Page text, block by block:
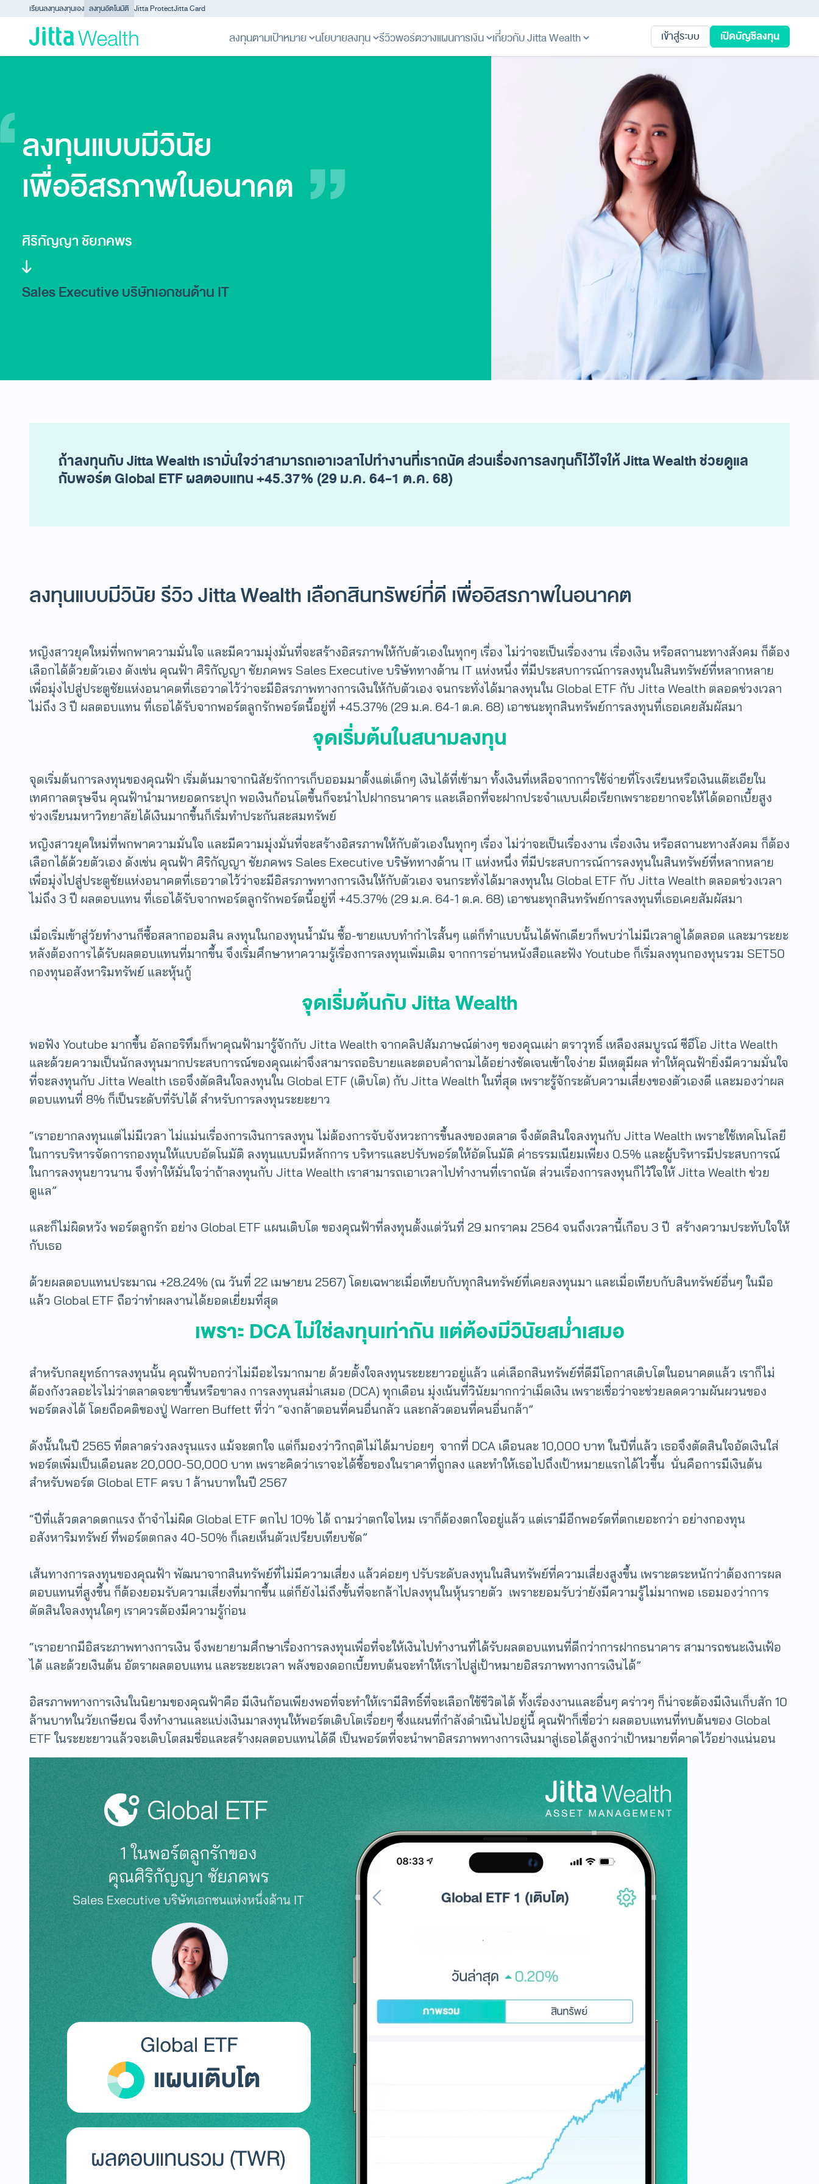
Skip to content - ข้ามไปที่เนื้อหา
เรียนลงทุนลงทุนเอง ลงทุนอัตโนมัติ Jitta ProtectJitta Card
ลงทุนตามเป้าหมาย นโยบายลงทุน รีวิวพอร์ตวางแผนการเงิน เกี่ยวกับ Jitta Wealth เข้าสู่ระบบ เปิดบัญชีลงทุน
ลงทุนแบบมีวินัย
เพื่ออิสรภาพในอนาคต
ศิริกัญญา ชัยภคพร
Sales Executive บริษัทเอกชนด้าน IT
ถ้าลงทุนกับ Jitta Wealth เรามั่นใจว่าสามารถเอาเวลาไปทำงานที่เราถนัด ส่วนเรื่องการลงทุนก็ไว้ใจให้ Jitta Wealth ช่วยดูแล
กับพอร์ต Global ETF ผลตอบแทน +45.37% (29 ม.ค. 64-1 ต.ค. 68)
ลงทุนแบบมีวินัย รีวิว Jitta Wealth เลือกสินทรัพย์ที่ดี เพื่ออิสรภาพในอนาคต
หญิงสาวยุคใหม่ที่พกพาความมั่นใจ และมีความมุ่งมั่นที่จะสร้างอิสรภาพให้กับตัวเองในทุกๆ เรื่อง ไม่ว่าจะเป็นเรื่องงาน เรื่องเงิน หรือสถานะทางสังคม ก็ต้อง
เลือกได้ด้วยตัวเอง ดังเช่น คุณฟ้า ศิริกัญญา ชัยภคพร Sales Executive บริษัททางด้าน IT แห่งหนึ่ง ที่มีประสบการณ์การลงทุนในสินทรัพย์ที่หลากหลาย
เพื่อมุ่งไปสู่ประตูชัยแห่งอนาคตที่เธอวาดไว้ว่าจะมีอิสรภาพทางการเงินให้กับตัวเอง จนกระทั่งได้มาลงทุนใน Global ETF กับ Jitta Wealth ตลอดช่วงเวลา
ไม่ถึง 3 ปี ผลตอบแทน ที่เธอได้รับจากพอร์ตลูกรักพอร์ตนี้อยู่ที่ +45.37% (29 ม.ค. 64-1 ต.ค. 68) เอาชนะทุกสินทรัพย์การลงทุนที่เธอเคยสัมผัสมา
จุดเริ่มต้นในสนามลงทุน
จุดเริ่มต้นการลงทุนของคุณฟ้า เริ่มต้นมาจากนิสัยรักการเก็บออมมาตั้งแต่เด็กๆ เงินได้ที่เข้ามา ทั้งเงินที่เหลือจากการใช้จ่ายที่โรงเรียนหรือเงินแต๊ะเอียใน
เทศกาลตรุษจีน คุณฟ้านำมาหยอดกระปุก พอเงินก้อนโตขึ้นก็จะนำไปฝากธนาคาร และเลือกที่จะฝากประจำแบบเผื่อเรียกเพราะอยากจะให้ได้ดอกเบี้ยสูง
ช่วงเรียนมหาวิทยาลัยได้เงินมากขึ้นก็เริ่มทำประกันสะสมทรัพย์
หญิงสาวยุคใหม่ที่พกพาความมั่นใจ และมีความมุ่งมั่นที่จะสร้างอิสรภาพให้กับตัวเองในทุกๆ เรื่อง ไม่ว่าจะเป็นเรื่องงาน เรื่องเงิน หรือสถานะทางสังคม ก็ต้อง
เลือกได้ด้วยตัวเอง ดังเช่น คุณฟ้า ศิริกัญญา ชัยภคพร Sales Executive บริษัททางด้าน IT แห่งหนึ่ง ที่มีประสบการณ์การลงทุนในสินทรัพย์ที่หลากหลาย
เพื่อมุ่งไปสู่ประตูชัยแห่งอนาคตที่เธอวาดไว้ว่าจะมีอิสรภาพทางการเงินให้กับตัวเอง จนกระทั่งได้มาลงทุนใน Global ETF กับ Jitta Wealth ตลอดช่วงเวลา
ไม่ถึง 3 ปี ผลตอบแทน ที่เธอได้รับจากพอร์ตลูกรักพอร์ตนี้อยู่ที่ +45.37% (29 ม.ค. 64-1 ต.ค. 68) เอาชนะทุกสินทรัพย์การลงทุนที่เธอเคยสัมผัสมา
เมื่อเริ่มเข้าสู่วัยทำงานก็ซื้อสลากออมสิน ลงทุนในกองทุนน้ำมัน ซื้อ-ขายแบบทำกำไรสั้นๆ แต่ก็ทำแบบนั้นได้พักเดียวก็พบว่าไม่มีเวลาดูได้ตลอด และมาระยะ
หลังต้องการได้รับผลตอบแทนที่มากขึ้น จึงเริ่มศึกษาหาความรู้เรื่องการลงทุนเพิ่มเติม จากการอ่านหนังสือและฟัง Youtube ก็เริ่มลงทุนกองทุนรวม SET50
กองทุนอสังหาริมทรัพย์ และหุ้นกู้
จุดเริ่มต้นกับ Jitta Wealth
พอฟัง Youtube มากขึ้น อัลกอริทึมก็พาคุณฟ้ามารู้จักกับ Jitta Wealth จากคลิปสัมภาษณ์ต่างๆ ของคุณเผ่า ตราวุทธิ์ เหลืองสมบูรณ์ ซีอีโอ​ Jitta Wealth
และด้วยความเป็นนักลงทุนมากประสบการณ์ของคุณเผ่าจึงสามารถอธิบายและตอบคำถามได้อย่างชัดเจนเข้าใจง่าย มีเหตุมีผล ทำให้คุณฟ้ายิ่งมีความมั่นใจ
ที่จะลงทุนกับ Jitta Wealth เธอจึงตัดสินใจลงทุนใน Global ETF (เติบโต) กับ Jitta Wealth ในที่สุด เพราะรู้จักระดับความเสี่ยงของตัวเองดี และมองว่าผล
ตอบแทนที่ 8% ก็เป็นระดับที่รับได้ สำหรับการลงทุนระยะยาว
“เราอยากลงทุนแต่ไม่มีเวลา ไม่แม่นเรื่องการเงินการลงทุน ไม่ต้องการจับจังหวะการขึ้นลงของตลาด จึงตัดสินใจลงทุนกับ Jitta Wealth เพราะใช้เทคโนโลยี
ในการบริหารจัดการกองทุนให้แบบอัตโนมัติ ลงทุนแบบมีหลักการ บริหารและปรับพอร์ตให้อัตโนมัติ ค่าธรรมเนียมเพียง 0.5% และผู้บริหารมีประสบการณ์
ในการลงทุนยาวนาน จึงทำให้มั่นใจว่าถ้าลงทุนกับ Jitta Wealth เราสามารถเอาเวลาไปทำงานที่เราถนัด ส่วนเรื่องการลงทุนก็ไว้ใจให้ Jitta Wealth ช่วย
ดูแล”
และก็ไม่ผิดหวัง พอร์ตลูกรัก อย่าง Global ETF แผนเติบโต ของคุณฟ้าที่ลงทุนตั้งแต่วันที่ 29 มกราคม 2564 จนถึงเวลานี้เกือบ 3 ปี สร้างความประทับใจให้
กับเธอ
ด้วยผลตอบแทนประมาณ +28.24% (ณ วันที่ 22 เมษายน 2567) โดยเฉพาะเมื่อเทียบกับทุกสินทรัพย์ที่เคยลงทุนมา และเมื่อเทียบกับสินทรัพย์อื่นๆ ในมือ
แล้ว Global ETF ถือว่าทำผลงานได้ยอดเยี่ยมที่สุด
เพราะ DCA ไม่ใช่ลงทุนเท่ากัน แต่ต้องมีวินัยสม่ำเสมอ
สำหรับกลยุทธ์การลงทุนนั้น คุณฟ้าบอกว่าไม่มีอะไรมากมาย​ ด้วยตั้งใจลงทุนระยะยาวอยู่แล้ว แค่เลือกสินทรัพย์ที่ดีมีโอกาสเติบโตในอนาคตแล้ว เราก็ไม่
ต้องกังวลอะไรไม่ว่าตลาดจะขาขึ้นหรือขาลง การลงทุนสม่ำเสมอ (DCA) ทุกเดือน มุ่งเน้นที่วินัยมากกว่าเม็ดเงิน เพราะเชื่อว่าจะช่วยลดความผันผวนของ
พอร์ตลงได้ โดยถือคติของปู่ Warren Buffett ที่ว่า “จงกล้าตอนที่คนอื่นกลัว และกลัวตอนที่คนอื่นกล้า”
ดังนั้นในปี 2565 ที่ตลาดร่วงลงรุนแรง แม้จะตกใจ แต่ก็มองว่าวิกฤติไม่ได้มาบ่อยๆ จากที่ DCA เดือนละ 10,000 บาท ในปีที่แล้ว เธอจึงตัดสินใจอัดเงินใส่
พอร์ตเพิ่มเป็นเดือนละ 20,000-50,000 บาท เพราะคิดว่าเราจะได้ซื้อของในราคาที่ถูกลง และทำให้เธอไปถึงเป้าหมายแรกได้ไวขึ้น นั่นคือการมีเงินต้น
สำหรับพอร์ต Global ETF ครบ 1 ล้านบาทในปี 2567
“ปีที่แล้วตลาดตกแรง ถ้าจำไม่ผิด Global ETF ตกไป 10% ได้ ถามว่าตกใจไหม เราก็ต้องตกใจอยู่แล้ว แต่เรามีอีกพอร์ตที่ตกเยอะกว่า อย่างกองทุน
อสังหาริมทรัพย์ ที่พอร์ตตกลง 40-50% ก็เลยเห็นตัวเปรียบเทียบชัด”
เส้นทางการลงทุนของคุณฟ้า พัฒนาจากสินทรัพย์ที่ไม่มีความเสี่ยง แล้วค่อยๆ ปรับระดับลงทุนในสินทรัพย์ที่ความเสี่ยงสูงขึ้น เพราะตระหนักว่าต้องการผล
ตอบแทนที่สูงขึ้น ก็ต้องยอมรับความเสี่ยงที่มากขึ้น แต่ก็ยังไม่ถึงขั้นที่จะกล้าไปลงทุนในหุ้นรายตัว เพราะยอมรับว่ายังมีความรู้ไม่มากพอ เธอมองว่าการ
ตัดสินใจลงทุนใดๆ เราควรต้องมีความรู้ก่อน
“เราอยากมีอิสระภาพทางการเงิน จึงพยายามศึกษาเรื่องการลงทุนเพื่อที่จะให้เงินไปทำงานที่ได้รับผลตอบแทนที่ดีกว่าการฝากธนาคาร สามารถชนะเงินเฟ้อ
ได้ และด้วยเงินต้น อัตราผลตอบแทน และระยะเวลา พลังของดอกเบี้ยทบต้นจะทำให้เราไปสู่เป้าหมายอิสรภาพทางการเงินได้”
อิสรภาพทางการเงินในนิยามของคุณฟ้าคือ มีเงินก้อนเพียงพอที่จะทำให้เรามีสิทธิ์ที่จะเลือกใช้ชีวิตได้ ทั้งเรื่องงานและอื่นๆ คร่าวๆ ก็น่าจะต้องมีเงินเก็บสัก 10
ล้านบาทในวัยเกษียณ จึงทำงานและแบ่งเงินมาลงทุนให้พอร์ตเติบโตเรื่อยๆ ซึ่งแผนที่กำลังดำเนินไปอยู่นี้ คุณฟ้าก็เชื่อว่า ผลตอบแทนที่ทบต้นของ Global
ETF ในระยะยาวแล้วจะเติบโตสมชื่อและสร้างผลตอบแทนได้ดี เป็นพอร์ตที่จะนำพาอิสรภาพทางการเงินมาสู่เธอได้สูงกว่าเป้าหมายที่คาดไว้อย่างแน่นอน